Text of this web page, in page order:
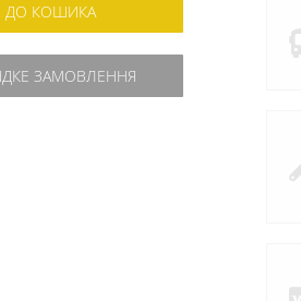
ДО КОШИКА
ЗАМОВЛЕННЯ